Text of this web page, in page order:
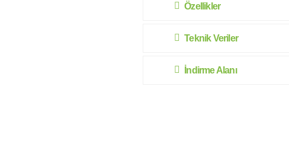
Özellikler
Teknik Veriler
İndirme Alanı